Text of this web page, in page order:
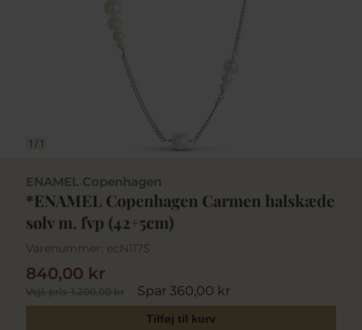
1 / 1
ENAMEL Copenhagen
*ENAMEL Copenhagen Carmen halskæde
sølv m. fvp (42+5cm)
Varenummer: ecN117S
Vejl. pris1.200,00 kr Spar 360,00 kr
840,00 kr
Tilføj til kurv